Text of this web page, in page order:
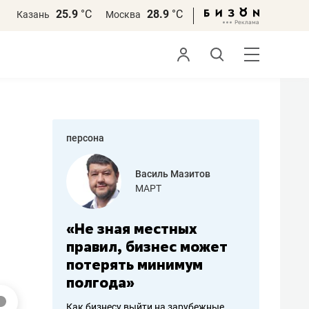
Казань 25.9 °С Москва 28.9 °С
персона
Василь Мазитов
МАРТ
«Не зная местных
правил, бизнес может
потерять минимум
полгода»